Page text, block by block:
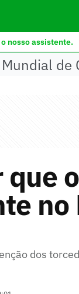
nosso assistente.
Mundial de
no
dos